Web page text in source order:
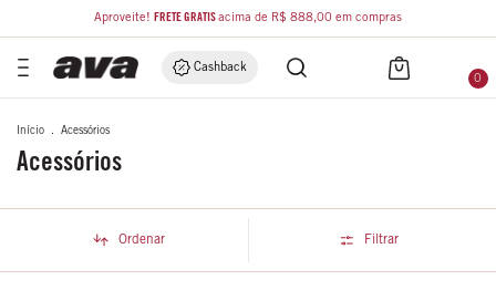
Aproveite! FRETE GRÁTISacima de R$ 888,00 em compras
Cashback
0
Início . Acessórios
Acessórios
Ordenar Filtrar